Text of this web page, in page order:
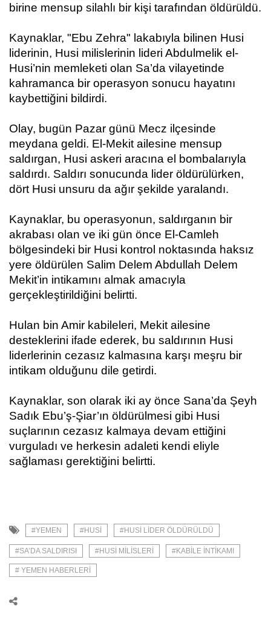
birine mensup silahlı bir kişi tarafından öldürüldü.
Kaynaklar, "Ebu Zehra" lakabıyla bilinen Husi
liderinin, Husi milislerinin lideri Abdulmelik el-
Husi’nin memleketi olan Sa’da vilayetinde
kahramanca bir operasyon sonucu hayatını
kaybettiğini bildirdi.
Olay, bugün Pazar günü Mecz ilçesinde
meydana geldi. El-Mekit ailesine mensup
saldırgan, Husi askeri aracına el bombalarıyla
saldırdı. Saldırı sonucunda lider öldürülürken,
dört Husi unsuru da ağır şekilde yaralandı.
Kaynaklar, bu operasyonun, saldırganın bir
akrabası olan ve iki gün önce El-Camleh
bölgesindeki bir Husi kontrol noktasında haksız
yere öldürülen Salim Delem Abdullah Delem
Mekit’in intikamını almak amacıyla
gerçekleştirildiğini belirtti.
Hulan bin Amir kabileleri, Mekit ailesine
desteklerini ifade ederek, bu saldırının Husi
liderlerinin cezasız kalmasına karşı meşru bir
intikam olduğunu dile getirdi.
Kaynaklar, son olarak iki ay önce Sana’da Şeyh
Sadık Ebu’ş-Şiar’ın öldürülmesi gibi Husi
suçlarının cezasız kalmaya devam ettiğini
vurguladı ve herkesin adaleti kendi eliyle
sağlaması gerektiğini belirtti.
#YEMEN #HUSI #HUSI LIDER ÖLDÜRÜLDÜ
#SA’DA SALDIRISI #HUSI MILISLERI #KABILE INTIKAMI
# YEMEN HABERLERI